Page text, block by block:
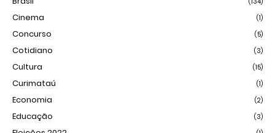
Cinema (1)
Concurso (5)
Cotidiano (3)
Cultura (15)
Curimataú (1)
Economia (2)
Educação (3)